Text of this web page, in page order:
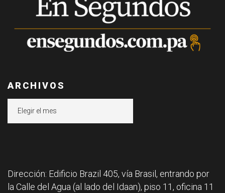
ARCHIVOS
Dirección: Edificio Brazil 405, vía Brasil, entrando por
la Calle del Agua (al lado del Idaan), piso 11, oficina 11